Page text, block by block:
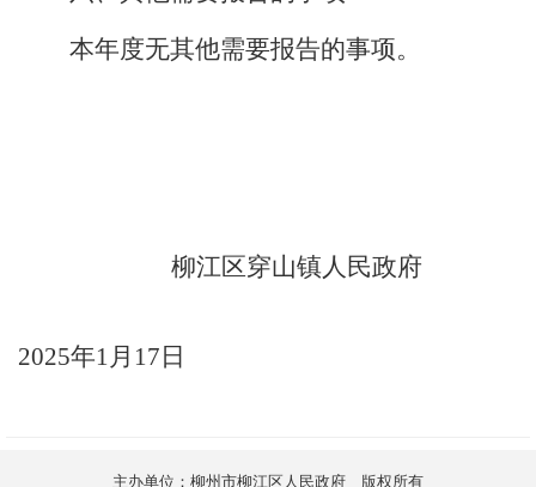
本年度无其他需要报告的事项。
柳江区穿山镇人民政府
2025年1月 17 日
主办单位：柳州市柳江区人民政府 版权所有